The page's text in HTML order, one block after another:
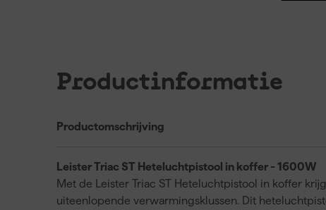
Productinformatie
Productomschrijving
Leister Triac ST Heteluchtpistool in koffer - 1600W
Met de Leister Triac ST Heteluchtpistool in koffer
uiteenlopende verwarmingsklussen. Dit